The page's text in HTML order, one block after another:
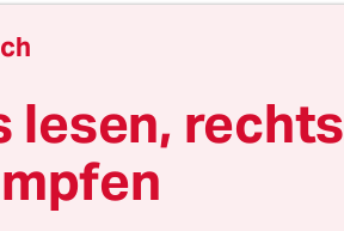
als
warnen, reicht nicht.
zeigen mit Spanien, indem
Infektionszahlen in den Griff
lesen, rechts